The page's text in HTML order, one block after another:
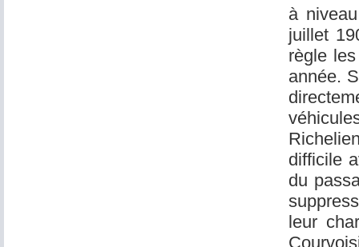
à
juillet
règle
année.
difficile
du
leur